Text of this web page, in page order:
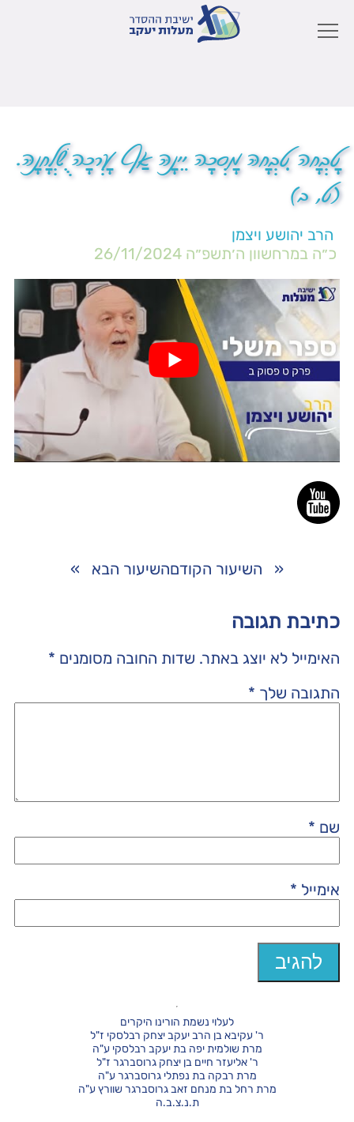
טָבְחָה טִבְחָהּ מָסְכָה יֵינָהּ אַף עָרְכָה שֻׁלְחָנָהּ.
(ט, ב)
הרב יהושע ויצמן
כ״ה במרחשוון ה׳תשפ״ה 26/11/2024
« השיעור הקודםהשיעור הבא »
כתיבת תגובה
האימייל לא יוצג באתר. שדות החובה מסומנים *
התגובה שלך *
שם *
אימייל *
לעלוי נשמת הורינו היקרים
ר' עקיבא בן הרב יעקב יצחק רבלסקי ז"ל
מרת שולמית יפה בת יעקב רבלסקי ע"ה
ר' אליעזר חיים בן יצחק גרוסברגר ז"ל
מרת רבקה בת נפתלי גרוסברגר ע"ה
מרת רחל בת מנחם זאב גרוסברגר שוורץ ע"ה
ת.נ.צ.ב.ה